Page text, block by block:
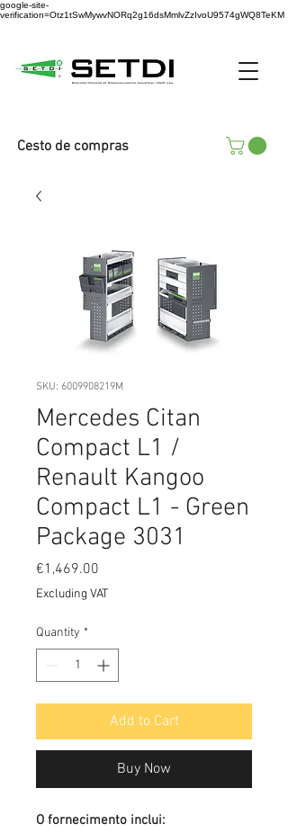
google-site-
verification=Otz1tSwMywvNORq2g16dsMmlvZzIvoU9574gWQ8TeKM
Cesto de compras
SKU: 6009908219M
Mercedes Citan
Compact L1 /
Renault Kangoo
Compact L1 - Green
Package 3031
€1,469.00
Excluding VAT
Quantity *
Add to Cart
Buy Now
O fornecimento inclui: